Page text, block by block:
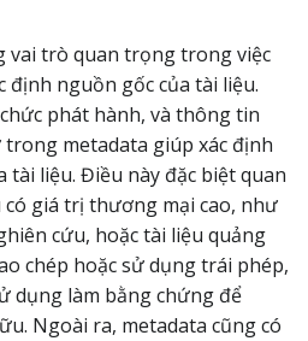
vai trò quan trọng trong việc
định nguồn gốc của tài liệu.
phát hành, và thông tin
metadata giúp xác định
tài liệu. Điều này đặc biệt quan
giá trị thương mại cao, như
cứu, hoặc tài liệu quảng
chép hoặc sử dụng trái phép,
dụng làm bằng chứng để
Ngoài ra, metadata cũng có